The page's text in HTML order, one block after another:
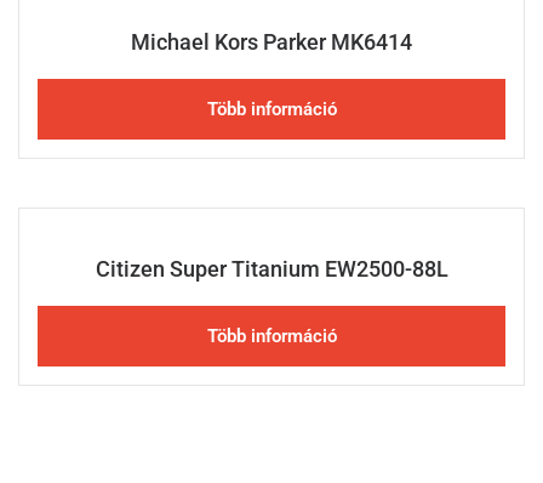
Michael Kors Parker MK6414
Több információ
Citizen Super Titanium EW2500-88L
Több információ